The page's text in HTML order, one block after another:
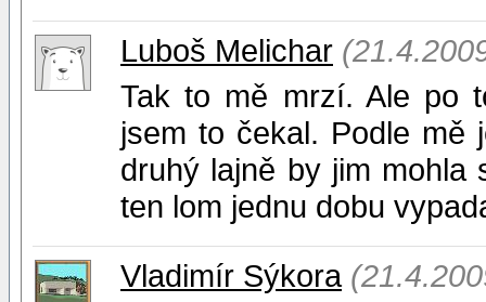
Luboš Melichar
Tak to mě mrzí. Ale po
jsem to čekal. Podle mě
druhý lajně by jim mohla
ten lom jednu dobu
Vladimír Sýkora